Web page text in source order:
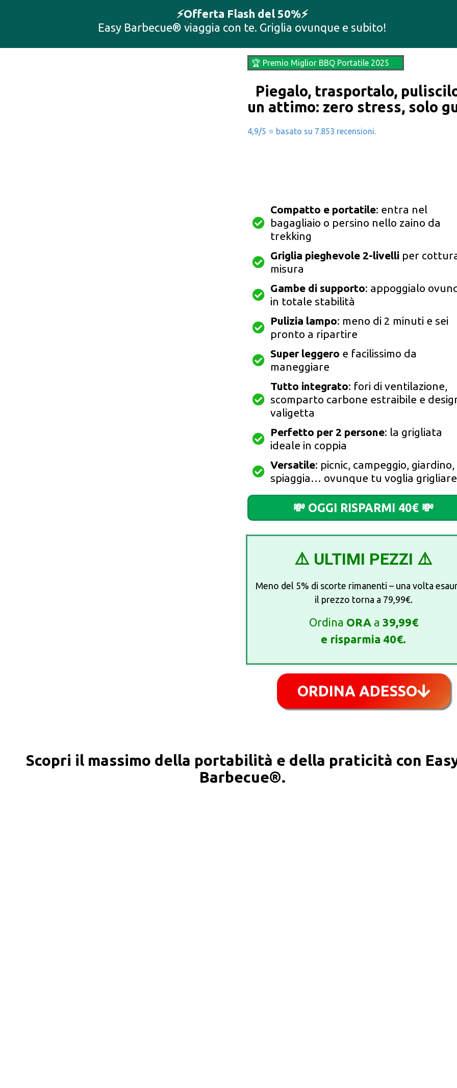
⚡️Offerta Flash del 50%⚡️
Easy Barbecue® viaggia con te. Griglia ovunque e subito!
🏆 Premio Miglior BBQ Portatile 2025
Piegalo, trasportalo,
un attimo: zero stress, solo
4,9/5 ⭐ basato su 7.853 recensioni.
Compatto e portatile: entra nel
bagagliaio o persino nello zaino da
trekking
Griglia pieghevole 2-livelli per
misura
Gambe di supporto: appoggialo
in totale stabilità
Pulizia lampo: meno di 2 minuti e sei
pronto a ripartire
Super leggero e facilissimo da
maneggiare
Tutto integrato: fori di ventilazione,
scomparto carbone estraibile e
valigetta
Perfetto per 2 persone: la grigliata
ideale in coppia
Versatile: picnic, campeggio, giardino,
spiaggia… ovunque tu voglia
💸 OGGI RISPARMI 40€ 💸
⚠️ ULTIMI PEZZI ⚠️
Meno del 5% di scorte rimanenti – una volta
il prezzo torna a 79,99€.
Ordina ORA a 39,99€
e risparmia 40€.
ORDINA ADESSO
Scopri il massimo della portabilità e della praticità con
Barbecue®️.